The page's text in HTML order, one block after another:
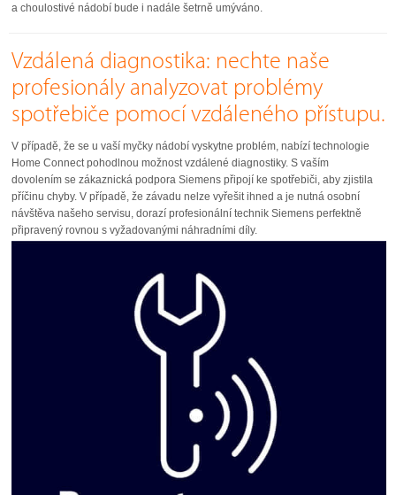
a choulostivé nádobí bude i nadále šetrně umýváno.
Vzdálená diagnostika: nechte naše
profesionály analyzovat problémy
spotřebiče pomocí vzdáleného přístupu.
V případě, že se u vaší myčky nádobí vyskytne problém, nabízí technologie
Home Connect pohodlnou možnost vzdálené diagnostiky. S vaším
dovolením se zákaznická podpora Siemens připojí ke spotřebiči, aby zjistila
příčinu chyby. V případě, že závadu nelze vyřešit ihned a je nutná osobní
návštěva našeho servisu, dorazí profesionální technik Siemens perfektně
připravený rovnou s vyžadovanými náhradními díly.